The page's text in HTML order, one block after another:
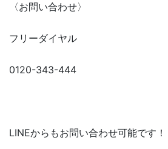
〈お問い合わせ〉
フリーダイヤル
0120-343-444
LINEからもお問い合わせ可能です！